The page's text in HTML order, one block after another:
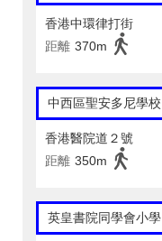
香港中環律打街
距離 370m
中西區聖安多尼學校
香港醫院道２號
距離 350m
英皇書院同學會小學